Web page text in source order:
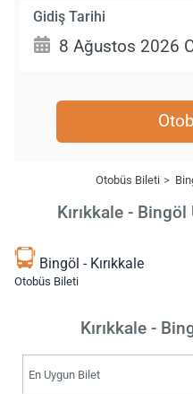
Gidiş Tarihi
Otobüs Bileti
Kırıkkale -
Bingöl - Kırıkkale
Otobüs Bileti
Kırıkkale -
En Uygun Bilet